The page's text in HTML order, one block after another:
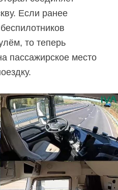
Если ранее
то теперь
пассажирское место